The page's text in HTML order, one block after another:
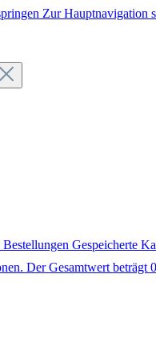
Zur Hauptnavigation
Bestellungen Gespeicherte
Der Gesamtwert beträgt